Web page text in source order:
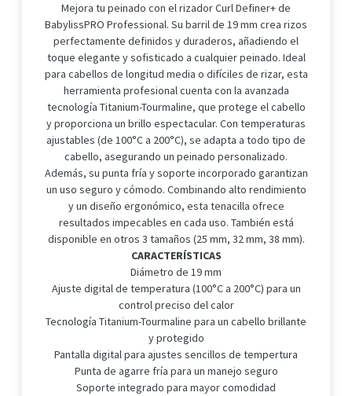
Mejora tu peinado con el rizador Curl Definer+ de
BabylissPRO Professional. Su barril de 19 mm crea rizos
perfectamente definidos y duraderos, añadiendo el
toque elegante y sofisticado a cualquier peinado. Ideal
para cabellos de longitud media o difíciles de rizar, esta
herramienta profesional cuenta con la avanzada
tecnología Titanium-Tourmaline, que protege el cabello
y proporciona un brillo espectacular. Con temperaturas
ajustables (de 100°C a 200°C), se adapta a todo tipo de
cabello, asegurando un peinado personalizado.
Además, su punta fría y soporte incorporado garantizan
un uso seguro y cómodo. Combinando alto rendimiento
y un diseño ergonómico, esta tenacilla ofrece
resultados impecables en cada uso. También está
disponible en otros 3 tamaños (25 mm, 32 mm, 38 mm).
CARACTERÍSTICAS
Diámetro de 19 mm
Ajuste digital de temperatura (100°C a 200°C) para un
control preciso del calor
Tecnología Titanium-Tourmaline para un cabello brillante
y protegido
Pantalla digital para ajustes sencillos de tempertura
Punta de agarre fría para un manejo seguro
Soporte integrado para mayor comodidad